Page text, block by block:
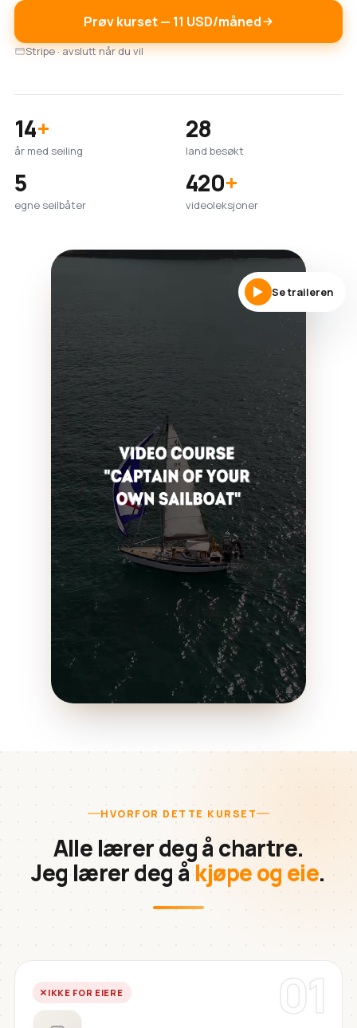
Prøv kurset — 11 USD/måned
Stripe · avslutt når du vil
14+
år med seiling
28
land besøkt
5
egne seilbåter
420+
videoleksjoner
Se traileren
HVORFOR DETTE KURSET
Alle lærer deg å chartre.
Jeg lærer deg åkjøpe og eie.
01
IKKE FOR EIERE